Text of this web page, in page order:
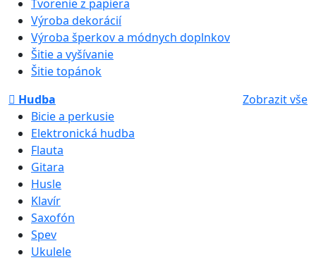
Tvorenie z papiera
Výroba dekorácií
Výroba šperkov a módnych doplnkov
Šitie a vyšívanie
Šitie topánok
Hudba
Zobrazit vše
Bicie a perkusie
Elektronická hudba
Flauta
Gitara
Husle
Klavír
Saxofón
Spev
Ukulele